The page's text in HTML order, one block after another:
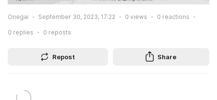
Onegai September 30, 2023, 17:22 0 views 0 reactions
0 replies 0 reposts
Repost Share